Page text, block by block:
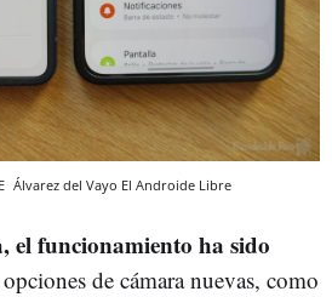
Álvarez del Vayo El Androide Libre
el funcionamiento ha sido
de cámara nuevas, como